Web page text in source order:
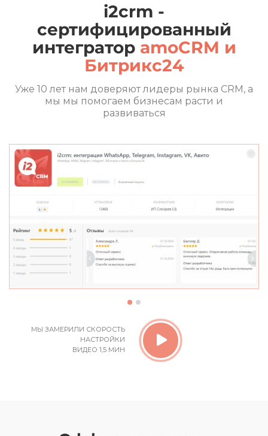
i2crm -
сертифицированный
интегратор amoCRM и
Битрикс24
Уже 10 лет нам доверяют лидеры рынка CRM, а
мы мы помогаем бизнесам расти и
развиваться
МЫ ЗАМЕРИЛИ СКОРОСТЬ
НАСТРОЙКИ
ВИДЕО 1,5 МИН